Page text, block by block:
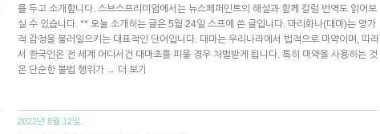
를 두고 소개합니다. 스브스프리미엄에서는 뉴스페퍼민트의 해설과 함께 칼럼 번역도 읽어보
실 수 있습니다. ** 오늘 소개하는 글은 5월 24일 스프에 쓴 글입니다. 마리화나(대마)는 양가
적 감정을 불러일으키는 대표적인 단어입니다. 대마는 우리나라에서 법적으로 마약이며, 따라
서 한국인은 전 세계 어디서건 대마초를 피울 경우 처벌받게 됩니다. 특히 마약을 사용하는 것
은 단순한 불법 행위가 → 더 보기
2022년 8월 12일.